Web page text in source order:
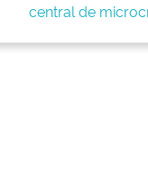
central de